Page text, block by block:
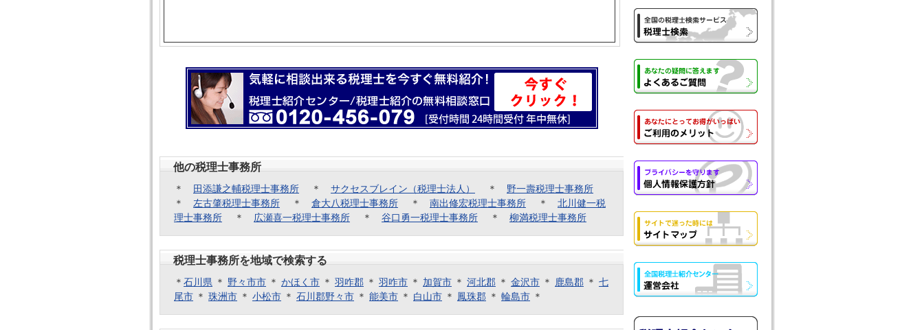
他の税理士事務所
＊ 田添謙之輔税理士事務所 ＊ サクセスブレイン（税理士法人） ＊ 野一壽税理士事務所
＊ 左古肇税理士事務所 ＊ 倉大八税理士事務所 ＊ 南出修宏税理士事務所 ＊ 北川健一税
理士事務所 ＊ 広瀬喜一税理士事務所 ＊ 谷口勇一税理士事務所 ＊ 柳満税理士事務所
税理士事務所を地域で検索する
＊ 石川県 ＊ 野々市市 ＊ かほく市 ＊ 羽咋郡 ＊ 羽咋市 ＊ 加賀市 ＊ 河北郡 ＊ 金沢市 ＊ 鹿島郡 ＊ 七
尾市 ＊ 珠洲市 ＊ 小松市 ＊ 石川郡野々市 ＊ 能美市 ＊ 白山市 ＊ 鳳珠郡 ＊ 輪島市 ＊